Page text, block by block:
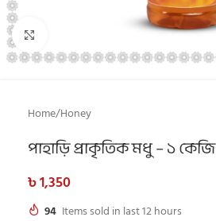
Home/Honey
পাহাড়ি প্রাকৃতিক মধু – ১ কেজি
৳1,350
94 Items sold in last 12 hours